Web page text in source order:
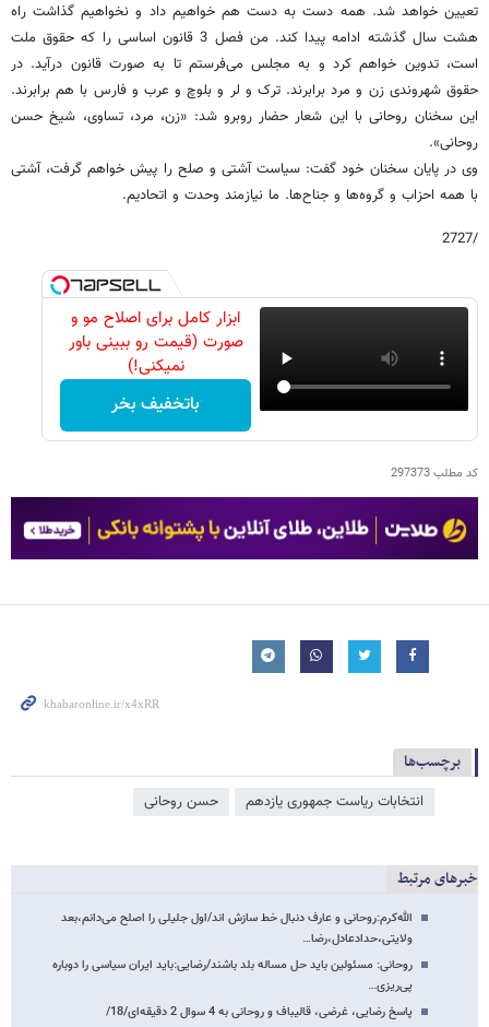
تعیین خواهد شد. همه دست به دست هم خواهیم داد و نخواهیم گذاشت راه
هشت سال گذشته ادامه پیدا کند. من فصل 3 قانون اساسی را که حقوق ملت
است، تدوین خواهم کرد و به مجلس می‌فرستم تا به صورت قانون درآید. در
حقوق شهروندی زن و مرد برابرند. ترک و لر و بلوچ و عرب و فارس با هم برابرند.
این سخنان روحانی با این شعار حضار روبرو شد: «زن، مرد، تساوی، شیخ حسن
روحانی».
وی در پایان سخنان خود گفت: سیاست آشتی و صلح را پیش خواهم گرفت، آشتی
با همه احزاب و گروه‌ها و جناح‌ها. ما نیازمند وحدت و اتحادیم.
/2727
ابزار کامل برای اصلاح مو و
صورت (قیمت رو ببینی باور
نمیکنی!)
باتخفیف بخر
کد مطلب297373
برچسب‌ها
انتخابات ریاست جمهوری یازدهم حسن روحانی
خبرهای مرتبط
الله‌کرم:روحانی و عارف دنبال خط سازش اند/اول جلیلی را اصلح می‌دانم،بعد
ولایتی،حدادعادل،رضا…
روحانی: مسئولین باید حل مساله بلد باشند/رضایی:باید ایران سیاسی را دوباره
پی‌ریزی…
پاسخ رضایی، غرضی، قالیباف و روحانی به 4 سوال 2 دقیقه‌ای/18/